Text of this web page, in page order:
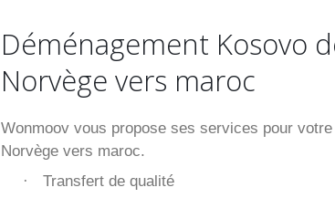
Déménagement Kosovo
Norvège vers maroc
Wonmoov vous propose ses services pour
Norvège vers maroc.
· Transfert de qualité